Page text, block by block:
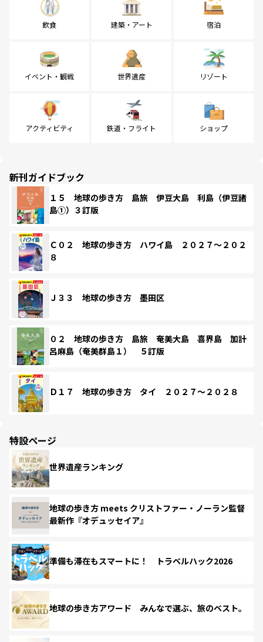
飲食 建築・アート 宿泊
イベント・観戦 世界遺産 リゾート
アクティビティ 鉄道・フライト ショップ
新刊ガイドブック
１５ 地球の歩き方 島旅 伊豆大島 利島（伊豆諸
島①）３訂版
Ｃ０２ 地球の歩き方 ハワイ島 ２０２７～２０２
８
Ｊ３３ 地球の歩き方 墨田区
０２ 地球の歩き方 島旅 奄美大島 喜界島 加計
呂麻島（奄美群島１） ５訂版
Ｄ１７ 地球の歩き方 タイ ２０２７～２０２８
特設ページ
世界遺産ランキング
地球の歩き方 meets クリストファー・ノーラン監督
最新作『オデュッセイア』
準備も滞在もスマートに！ トラベルハック2026
地球の歩き方アワード みんなで選ぶ、旅のベスト。